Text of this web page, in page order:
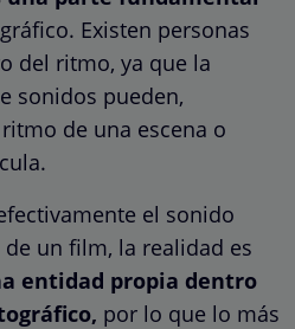
Existen personas
del ritmo, ya que la
sonidos pueden,
de una escena o
el sonido
un film, la realidad es
entidad propia dentro
por lo que lo más